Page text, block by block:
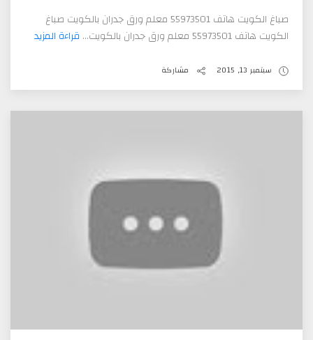
صباغ الكويت هاتف 55973501 معلم ورق جدران بالكويت صباغ
الكويت هاتف 55973501 معلم ورق جدران بالكويت...
قراءة المزيد
سبتمبر 13, 2015 مشاركة